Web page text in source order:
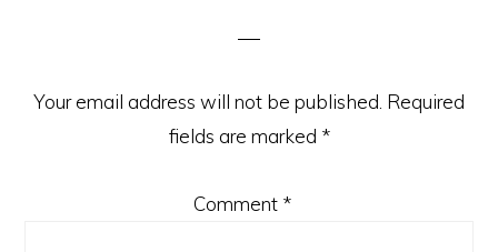
Your email address will not be published. Required
fields are marked *
Comment *